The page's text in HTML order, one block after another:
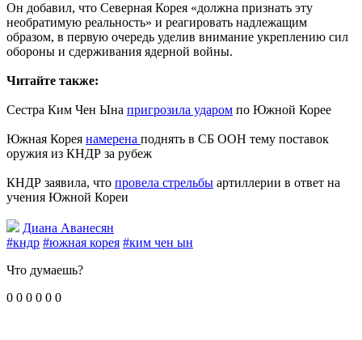
Он добавил, что Северная Корея «должна признать эту
необратимую реальность» и реагировать надлежащим
образом, в первую очередь уделив внимание укреплению сил
обороны и сдерживания ядерной войны.
Читайте также:
Сестра Ким Чен Ына пригрозила ударом по Южной Корее
Южная Корея намерена поднять в СБ ООН тему поставок
оружия из КНДР за рубеж
КНДР заявила, что провела стрельбы артиллерии в ответ на
учения Южной Кореи
Диана Аванесян
#кндр #южная корея #ким чен ын
Что думаешь?
0 0 0 0 0 0